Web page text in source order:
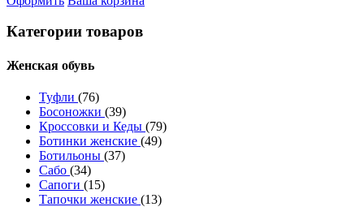
Категории товаров
Женcкая обувь
Туфли (76)
Босоножки (39)
Кроссовки и Кеды (79)
Ботинки женские (49)
Ботильоны (37)
Сабо (34)
Сапоги (15)
Тапочки женские (13)